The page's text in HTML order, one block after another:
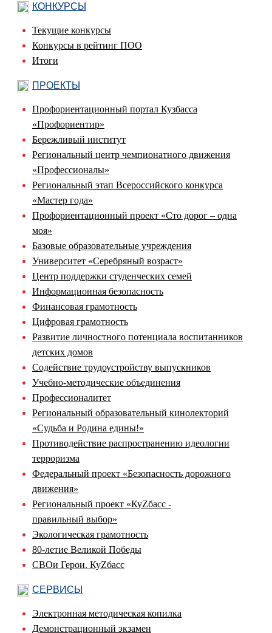
КОНКУРСЫ
Текущие конкурсы
Конкурсы в рейтинг ПОО
Итоги
ПРОЕКТЫ
Профориентационный портал Кузбасса
«Профориентир»
Бережливый институт
Региональный центр чемпионатного движения
«Профессионалы»
Региональный этап Всероссийского конкурса
«Мастер года»
Профориентационный проект «Сто дорог – одна
моя»
Базовые образовательные учреждения
Университет «Серебряный возраст»
Центр поддержки студенческих семей
Информационная безопасность
Финансовая грамотность
Цифровая грамотность
Развитие личностного потенциала воспитанников
детских домов
Содействие трудоустройству выпускников
Учебно-методические объединения
Профессионалитет
Региональный образовательный кинолекторий
«Судьба и Родина едины!»
Противодействие распространению идеологии
терроризма
Федеральный проект «Безопасность дорожного
движения»
Региональный проект «КуZбасс -
правильный выбор»
Экологическая грамотность
80-летие Великой Победы
СВОи Герои. КуZбасс
СЕРВИСЫ
Электронная методическая копилка
Демонстрационный экзамен